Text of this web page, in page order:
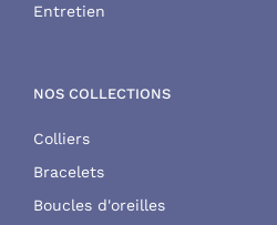
Entretien
NOS COLLECTIONS
Colliers
Bracelets
Boucles d'oreilles